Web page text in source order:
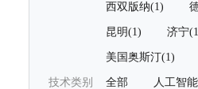
西双版纳(1)
昆明(1) 济宁
美国奥斯汀(1)
技术类别 全部 人工智能